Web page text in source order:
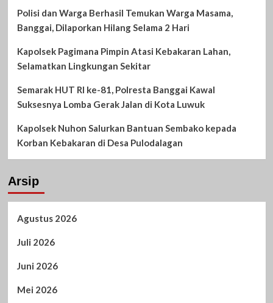
Polisi dan Warga Berhasil Temukan Warga Masama,
Banggai, Dilaporkan Hilang Selama 2 Hari
Kapolsek Pagimana Pimpin Atasi Kebakaran Lahan,
Selamatkan Lingkungan Sekitar
Semarak HUT RI ke-81, Polresta Banggai Kawal
Suksesnya Lomba Gerak Jalan di Kota Luwuk
Kapolsek Nuhon Salurkan Bantuan Sembako kepada
Korban Kebakaran di Desa Pulodalagan
Arsip
Agustus 2026
Juli 2026
Juni 2026
Mei 2026